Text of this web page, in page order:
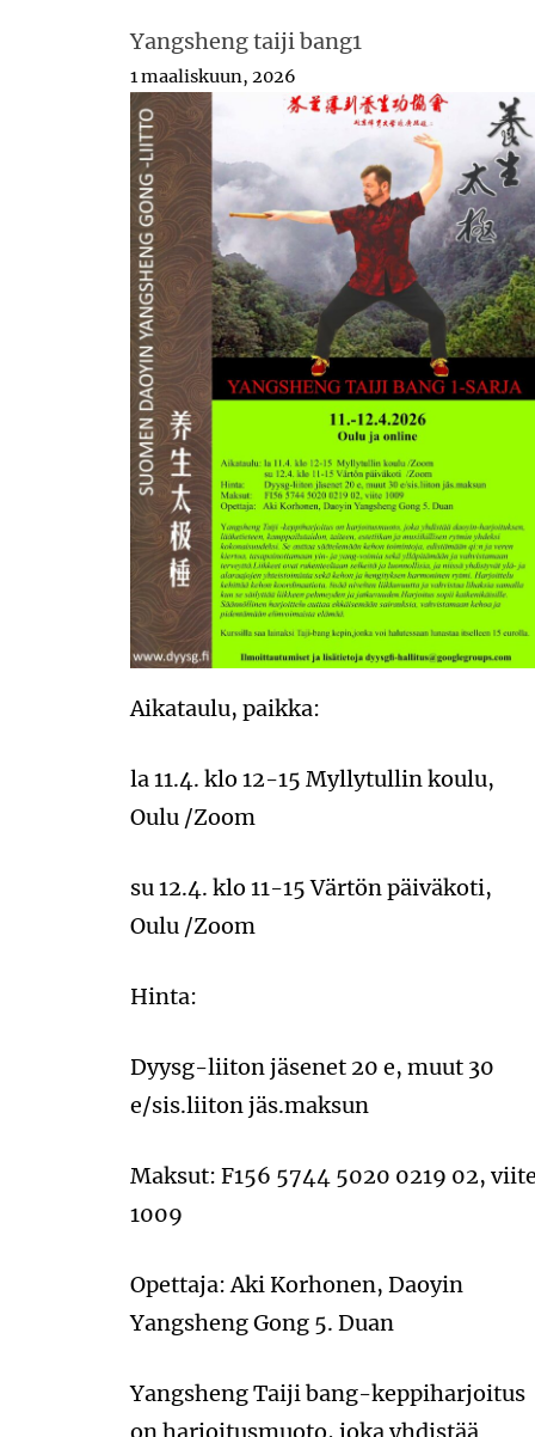
Yangsheng taiji bang1
1 maaliskuun, 2026
Aikataulu, paikka:
la 11.4. klo 12-15 Myllytullin koulu,
Oulu /Zoom
su 12.4. klo 11-15 Värtön päiväkoti,
Oulu /Zoom
Hinta:
Dyysg-liiton jäsenet 20 e, muut 30
e/sis.liiton jäs.maksun
Maksut: F156 5744 5020 0219 02,
1009
Opettaja: Aki Korhonen, Daoyin
Yangsheng Gong 5. Duan
Yangsheng Taiji bang-keppiharjoitus